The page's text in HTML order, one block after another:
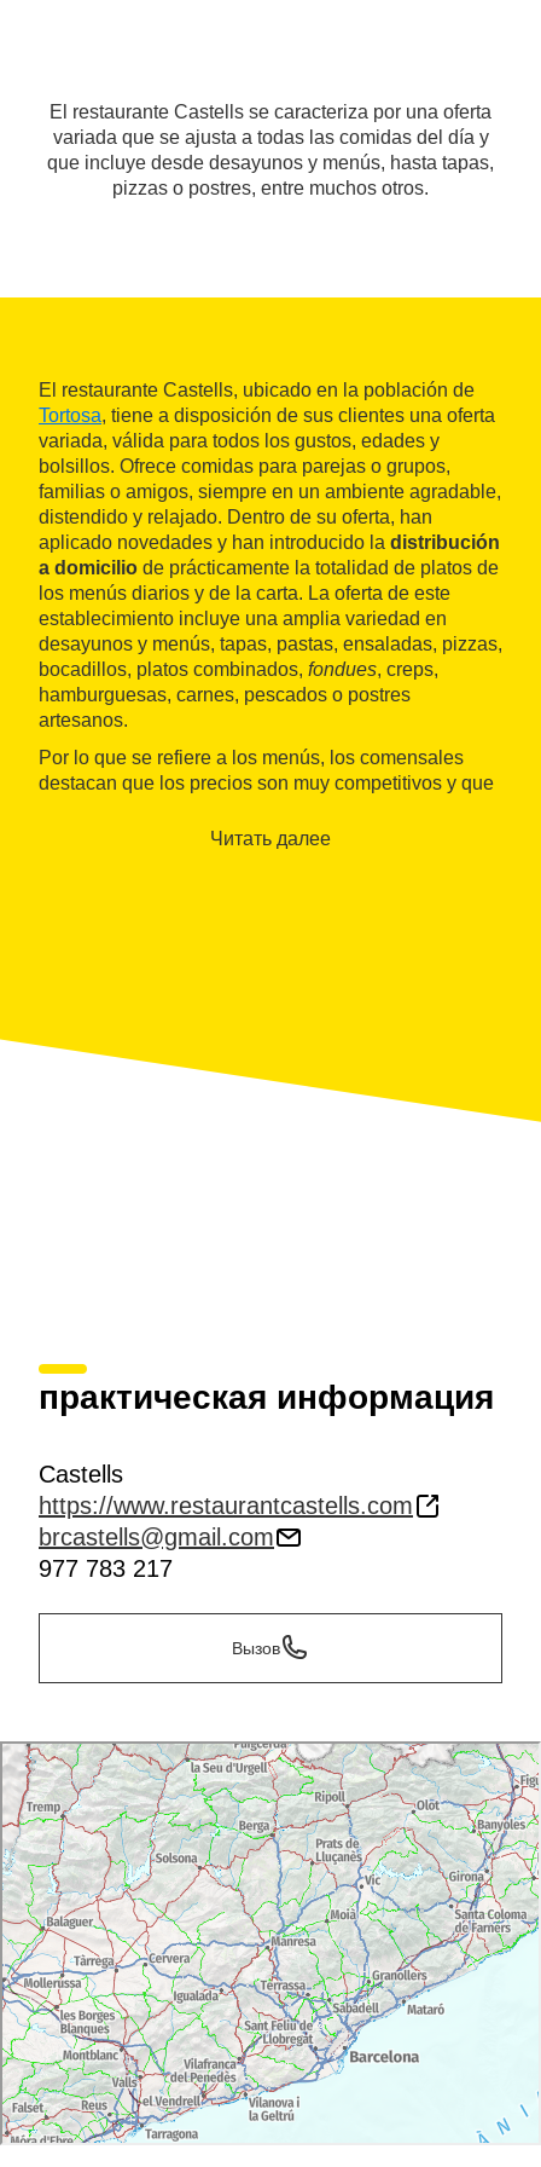
El restaurante Castells se caracteriza por una oferta
variada que se ajusta a todas las comidas del día y
que incluye desde desayunos y menús, hasta tapas,
pizzas o postres, entre muchos otros.
El restaurante Castells, ubicado en la población de
Tortosa, tiene a disposición de sus clientes una oferta
variada, válida para todos los gustos, edades y
bolsillos. Ofrece comidas para parejas o grupos,
familias o amigos, siempre en un ambiente agradable,
distendido y relajado. Dentro de su oferta, han
aplicado novedades y han introducido la distribución
a domicilio de prácticamente la totalidad de platos de
los menús diarios y de la carta. La oferta de este
establecimiento incluye una amplia variedad en
desayunos y menús, tapas, pastas, ensaladas, pizzas,
bocadillos, platos combinados, fondues, creps,
hamburguesas, carnes, pescados o postres
artesanos.
Por lo que se refiere a los menús, los comensales
destacan que los precios son muy competitivos y que
respecta a los entrantes, como a los platos principales
Читать далее
практическая информация
Castells
https://www.restaurantcastells.com
brcastells@gmail.com
977 783 217
Вызов